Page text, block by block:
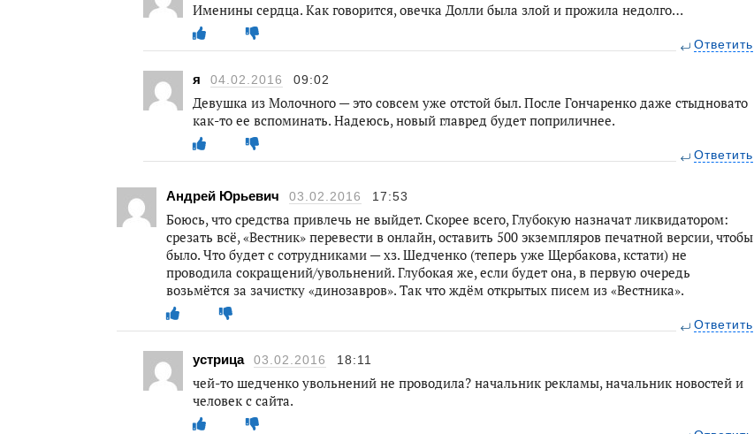
Именины сердца. Как говорится, овечка Долли была злой и прожила недолго…
Ответить
я 04.02.2016 09:02
Девушка из Молочного — это совсем уже отстой был. После Гончаренко даже стыдновато
как-то ее вспоминать. Надеюсь, новый главред будет поприличнее.
Ответить
Андрей Юрьевич 03.02.2016 17:53
Боюсь, что средства привлечь не выйдет. Скорее всего, Глубокую назначат ликвидатором:
срезать всё, «Вестник» перевести в онлайн, оставить 500 экземпляров печатной версии, чтобы
было. Что будет с сотрудниками — хз. Шедченко (теперь уже Щербакова, кстати) не
проводила сокращений/увольнений. Глубокая же, если будет она, в первую очередь
возьмётся за зачистку «динозавров». Так что ждём открытых писем из «Вестника».
Ответить
устрица 03.02.2016 18:11
чей-то шедченко увольнений не проводила? начальник рекламы, начальник новостей и
человек с сайта.